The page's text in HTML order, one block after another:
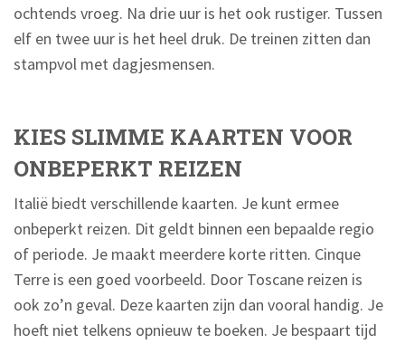
ochtends vroeg. Na drie uur is het ook rustiger. Tussen
elf en twee uur is het heel druk. De treinen zitten dan
stampvol met dagjesmensen.
KIES SLIMME KAARTEN VOOR
ONBEPERKT REIZEN
Italië biedt verschillende kaarten. Je kunt ermee
onbeperkt reizen. Dit geldt binnen een bepaalde regio
of periode. Je maakt meerdere korte ritten. Cinque
Terre is een goed voorbeeld. Door Toscane reizen is
ook zo’n geval. Deze kaarten zijn dan vooral handig. Je
hoeft niet telkens opnieuw te boeken. Je bespaart tijd